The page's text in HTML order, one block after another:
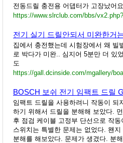
전동드릴 충전용 어댑터가 고장났어
https://www.slrclub.com/bbs/
집에서 충전했는데 시험장에서 왜 빌
로 박다가 미완.. 심지어 5분만 더 있
도
BOSCH 보쉬 전기 임팩트 드릴
임팩트 드릴을 사용하려니 작동이 되
하기 위해서 드릴을 분해해 보았다.
후 점검 케이블 고정부 단선으로 작
스위치는 특별한 문제는 없었다. 왠
분해를 해보았다. 문제가 생겼다. 분